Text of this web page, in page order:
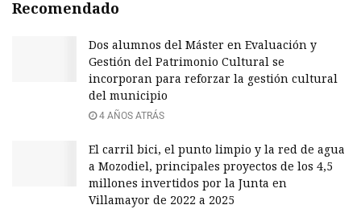
Recomendado
Dos alumnos del Máster en Evaluación y
Gestión del Patrimonio Cultural se
incorporan para reforzar la gestión cultural
del municipio
4 AÑOS ATRÁS
El carril bici, el punto limpio y la red de agua
a Mozodiel, principales proyectos de los 4,5
millones invertidos por la Junta en
Villamayor de 2022 a 2025